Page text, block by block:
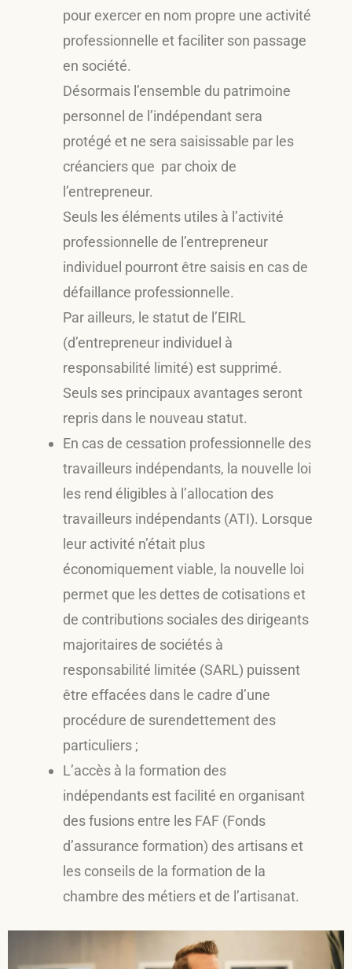
pour exercer en nom propre une activité
professionnelle et faciliter son passage
en société.
Désormais l’ensemble du patrimoine
personnel de l’indépendant sera
protégé et ne sera saisissable par les
créanciers que par choix de
l’entrepreneur.
Seuls les éléments utiles à l’activité
professionnelle de l’entrepreneur
individuel pourront être saisis en cas de
défaillance professionnelle.
Par ailleurs, le statut de l’EIRL
(d’entrepreneur individuel à
responsabilité limité) est supprimé.
Seuls ses principaux avantages seront
repris dans le nouveau statut.
En cas de cessation professionnelle des
travailleurs indépendants, la nouvelle loi
les rend éligibles à l’allocation des
travailleurs indépendants (ATI). Lorsque
leur activité n’était plus
économiquement viable, la nouvelle loi
permet que les dettes de cotisations et
de contributions sociales des dirigeants
majoritaires de sociétés à
responsabilité limitée (SARL) puissent
être effacées dans le cadre d’une
procédure de surendettement des
particuliers ;
L’accès à la formation des
indépendants est facilité en organisant
des fusions entre les FAF (Fonds
d’assurance formation) des artisans et
les conseils de la formation de la
chambre des métiers et de l’artisanat.